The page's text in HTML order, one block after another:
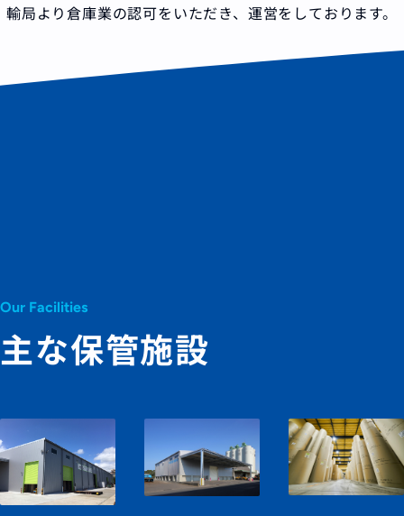
輸局より倉庫業の認可をいただき、運営をしております。
Our Facilities
主な保管施設